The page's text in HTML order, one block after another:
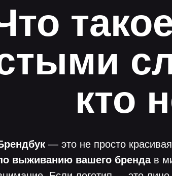
кто
— это не просто
выживанию вашего брендав